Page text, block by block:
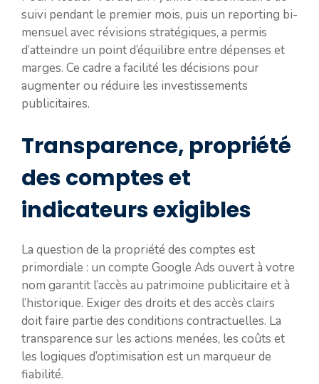
suivi pendant le premier mois, puis un reporting bi-
mensuel avec révisions stratégiques, a permis
d’atteindre un point d’équilibre entre dépenses et
marges. Ce cadre a facilité les décisions pour
augmenter ou réduire les investissements
publicitaires.
Transparence, propriété
des comptes et
indicateurs exigibles
La question de la propriété des comptes est
primordiale : un compte Google Ads ouvert à votre
nom garantit l’accès au patrimoine publicitaire et à
l’historique. Exiger des droits et des accès clairs
doit faire partie des conditions contractuelles. La
transparence sur les actions menées, les coûts et
les logiques d’optimisation est un marqueur de
fiabilité.